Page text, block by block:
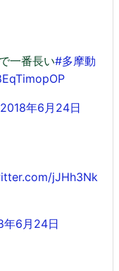
一番長い#多摩動
2018年6月24日
jJHh3Nk
年6月24日